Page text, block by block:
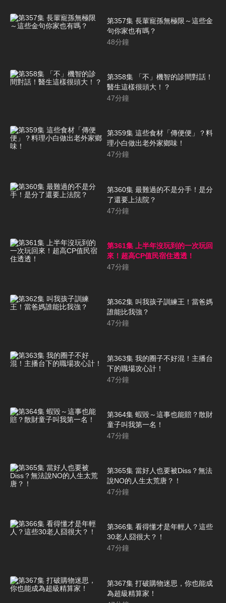
第357集 長輩寵孫無極限～這些金
句你家也有嗎？
48分鐘
第358集 「不」機智的診間對話！
醫生這樣很頭大！？
47分鐘
第359集 這些食材「傳便便」？料
理小白做出老外家鄉味！
47分鐘
第360集 最難過的不是分手！是分
了還要上法院？
47分鐘
第361集 上半年沒玩到的一次玩回
來！超高CP值民宿住透透！
47分鐘
第362集 叫我孩子訓練王！當爸媽
誰能比我強？
47分鐘
第363集 我的圈子不好混！主播台
下的職場攻心計！
47分鐘
第364集 蝦毀～這事也能賠？散財
童子叫我第一名！
47分鐘
第365集 當好人也要被Diss？無法
說NO的人生太荒唐？！
47分鐘
第366集 看得懂才是年輕人？這些
30老人囧很大？！
47分鐘
第367集 打破購物迷思，你也能成
為超級精算家！